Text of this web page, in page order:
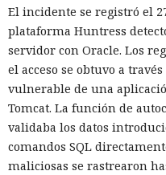
Las conversaciones sobre
Next.js en favor de los
aún no se confirman en
de Vercel, Guillermo
descargas del framework
doble del año pasado, que
El sonado
no quedó
autor, ya
El incidente se registró el
plataforma Huntress
servidor con Oracle. Los
el acceso se obtuvo a
vulnerable de una
Tomcat. La función de
validaba los datos
comandos SQL
maliciosas se rastrearon